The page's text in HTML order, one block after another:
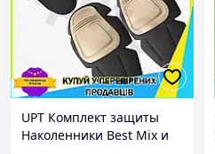
UPT Комплект защиты
Наколенники Best Mix и